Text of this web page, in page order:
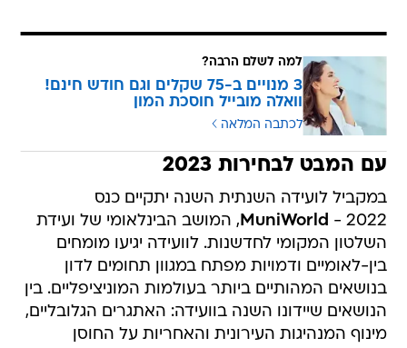
למה לשלם הרבה?
3 מנויים ב-75 שקלים וגם חודש חינם!
וואלה מובייל חוסכת המון
לכתבה המלאה
עם המבט לבחירות 2023
במקביל לועידה השנתית השנה יתקיים כנס
MuniWorld- 2022, המושב הבינלאומי של ועידת
השלטון המקומי לחדשנות. לוועידה יגיעו מומחים
בין-לאומיים ודמויות מפתח במגוון תחומים לדון
בנושאים המהותיים ביותר בעולמות המוניציפליים. בין
הנושאים שיידונו השנה בוועידה: האתגרים הגלובליים,
מינוף המנהיגות העירונית והאחריות על החוסן